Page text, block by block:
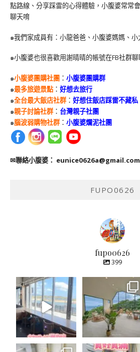
點路線、分享踩雷的心得體驗，小腹婆常常
聊天唷
๑我們家成員有：小龍爸爸、小腹婆媽媽、
๑小腹婆也很喜歡用謝晴晴的帳號在FB社群
๑小腹婆團購社團 ： 小腹婆團購群
๑最多旅遊景點： 好想去旅行
๑全台最大飯店社群： 好想住飯店踩雷不藏私
๑親子討論社群： 台灣親子社團
๑腦波弱購物社群： 小腹婆爛泥社團
✉聯絡小腹婆： eunice0626a@gmail.com
FUPO0626
fupo0626
399